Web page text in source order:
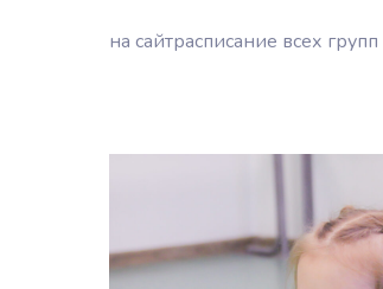
на сайтрасписание всех групп